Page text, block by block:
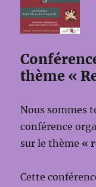
thème «
Nous sommes
conférence
sur le thème «
Cette